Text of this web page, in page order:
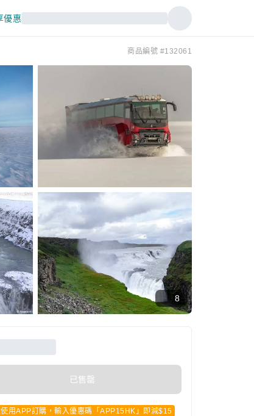
優惠
商品編號 #132061
8
已售罄
用APP訂購，輸入優惠碼「APP15HK」即減$15